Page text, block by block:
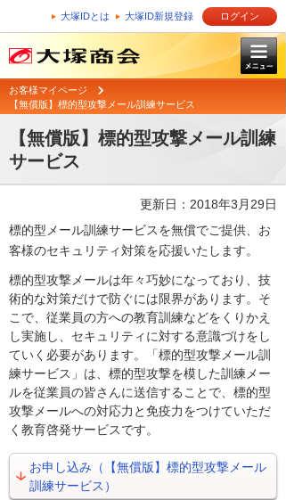
大塚IDとは 大塚ID新規登録 ログイン
お客様マイページ
【無償版】標的型攻撃メール訓練サービス
【無償版】標的型攻撃メール訓練
サービス
更新日：2018年3月29日
標的型メール訓練サービスを無償でご提供、お
客様のセキュリティ対策を応援いたします。
標的型攻撃メールは年々巧妙になっており、技
術的な対策だけで防ぐには限界があります。そ
こで、従業員の方への教育訓練などをくりかえ
し実施し、セキュリティに対する意識づけをし
ていく必要があります。「標的型攻撃メール訓
練サービス」は、標的型攻撃を模した訓練メー
ルを従業員の皆さんに送信することで、標的型
攻撃メールへの対応力と免疫力をつけていただ
く教育啓発サービスです。
お申し込み（【無償版】標的型攻撃メール
訓練サービス）